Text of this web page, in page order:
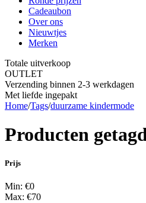
Cadeaubon
Over ons
Nieuwtjes
Merken
Totale uitverkoop
OUTLET
Verzending binnen 2-3 werkdagen
Met liefde ingepakt
Home/Tags/duurzame kindermode
Producten
Prijs
Min: €0
Max: €70